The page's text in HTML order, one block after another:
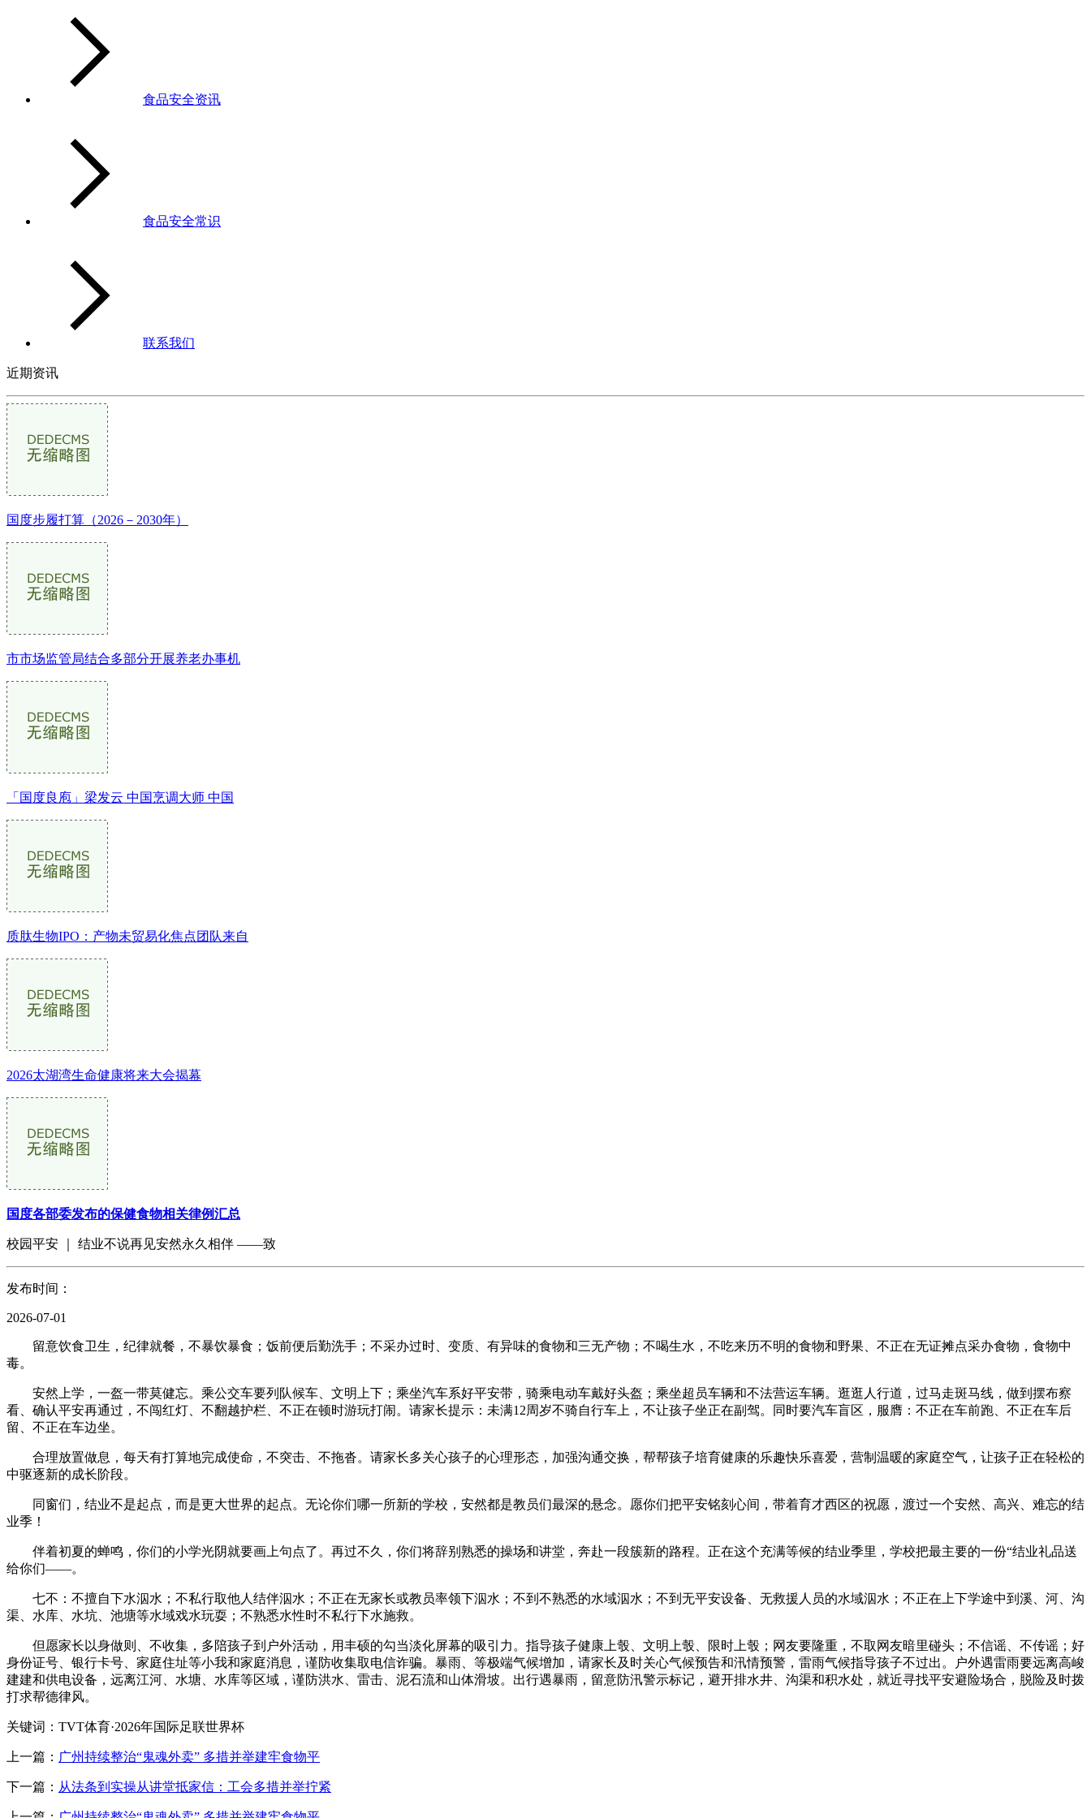
食品安全资讯
食品安全常识
联系我们
近期资讯
国度步履打算（2026－2030年）
市市场监管局结合多部分开展养老办事机
「国度良庖」梁发云 中国烹调大师 中国
质肽生物IPO：产物未贸易化焦点团队来自
2026太湖湾生命健康将来大会揭幕
国度各部委发布的保健食物相关律例汇总
校园平安 ｜ 结业不说再见安然永久相伴 ——致
发布时间：
2026-07-01
留意饮食卫生，纪律就餐，不暴饮暴食；饭前便后勤洗手；不采办过时、变质、有异味的食物和三无产物；不喝生水，不吃来历不明的食物和野果、不正在无证摊点采办食物，食物中
毒。
安然上学，一盔一带莫健忘。乘公交车要列队候车、文明上下；乘坐汽车系好平安带，骑乘电动车戴好头盔；乘坐超员车辆和不法营运车辆。逛逛人行道，过马走斑马线，做到摆布察
看、确认平安再通过，不闯红灯、不翻越护栏、不正在顿时游玩打闹。请家长提示：未满12周岁不骑自行车上，不让孩子坐正在副驾。同时要汽车盲区，服膺：不正在车前跑、不正在车后
留、不正在车边坐。
合理放置做息，每天有打算地完成使命，不突击、不拖沓。请家长多关心孩子的心理形态，加强沟通交换，帮帮孩子培育健康的乐趣快乐喜爱，营制温暖的家庭空气，让孩子正在轻松的
中驱逐新的成长阶段。
同窗们，结业不是起点，而是更大世界的起点。无论你们哪一所新的学校，安然都是教员们最深的悬念。愿你们把平安铭刻心间，带着育才西区的祝愿，渡过一个安然、高兴、难忘的结
业季！
伴着初夏的蝉鸣，你们的小学光阴就要画上句点了。再过不久，你们将辞别熟悉的操场和讲堂，奔赴一段簇新的路程。正在这个充满等候的结业季里，学校把最主要的一份“结业礼品送
给你们——。
七不：不擅自下水泅水；不私行取他人结伴泅水；不正在无家长或教员率领下泅水；不到不熟悉的水域泅水；不到无平安设备、无救援人员的水域泅水；不正在上下学途中到溪、河、沟
渠、水库、水坑、池塘等水域戏水玩耍；不熟悉水性时不私行下水施救。
但愿家长以身做则、不收集，多陪孩子到户外活动，用丰硕的勾当淡化屏幕的吸引力。指导孩子健康上彀、文明上彀、限时上彀；网友要隆重，不取网友暗里碰头；不信谣、不传谣；好
身份证号、银行卡号、家庭住址等小我和家庭消息，谨防收集取电信诈骗。暴雨、等极端气候增加，请家长及时关心气候预告和汛情预警，雷雨气候指导孩子不过出。户外遇雷雨要远离高峻
建建和供电设备，远离江河、水塘、水库等区域，谨防洪水、雷击、泥石流和山体滑坡。出行遇暴雨，留意防汛警示标记，避开排水井、沟渠和积水处，就近寻找平安避险场合，脱险及时拨
打求帮德律风。
关键词：TVT体育·2026年国际足联世界杯
上一篇： 广州持续整治“鬼魂外卖” 多措并举建牢食物平
下一篇： 从法条到实操从讲堂抵家信：工会多措并举拧紧